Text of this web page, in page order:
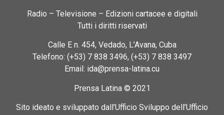
Radio – Televisione – Edizioni cartacee e digitali
Tutti i diritti riservati
Calle E n. 454, Vedado, L’Avana, Cuba
Telefono: (+53) 7 838 3496, (+53) 7 838 3497
Email: ida@prensa-latina.cu
Prensa Latina © 2021
Sito ideato e sviluppato dall’Ufficio Sviluppo dell’Ufficio